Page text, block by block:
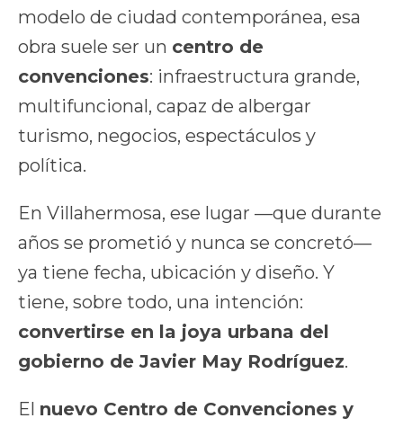
modelo de ciudad contemporánea, esa
obra suele ser un centro de
convenciones: infraestructura grande,
multifuncional, capaz de albergar
turismo, negocios, espectáculos y
política.
En Villahermosa, ese lugar —que durante
años se prometió y nunca se concretó—
ya tiene fecha, ubicación y diseño. Y
tiene, sobre todo, una intención:
convertirse en la joya urbana del
gobierno de Javier May Rodríguez.
El nuevo Centro de Convenciones y